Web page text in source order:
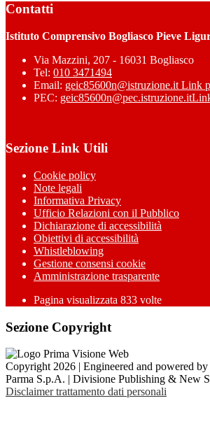
Contatti
Istituto Comprensivo Bogliasco Pieve
Via Mazzini, 207 - 16031 Bogliasco
Tel: 010 3471494
Email: geic85600n@istruzione.it Link
PEC: geic85600n@pec.istruzione.it
Sezione Link Utili
Cookie policy
Note legali
Informativa Privacy
Ufficio Relazioni con il Pubblico
Dichiarazione di accessibilità
Obiettivi di accessibilità
Whistleblowing
Gestione consensi cookie
Amministrazione trasparente
Pagina visualizzata 833 volte
Sezione Copyright
Copyright 2026 | Engineered and powered
Parma S.p.A. | Divisione Publishing & New
Disclaimer trattamento dati personali